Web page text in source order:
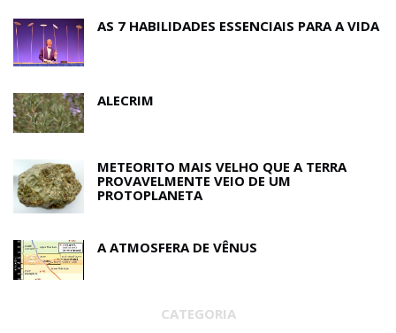
AS 7 HABILIDADES ESSENCIAIS PARA A VIDA
ALECRIM
METEORITO MAIS VELHO QUE A TERRA
PROVAVELMENTE VEIO DE UM
PROTOPLANETA
A ATMOSFERA DE VÊNUS
CATEGORIA